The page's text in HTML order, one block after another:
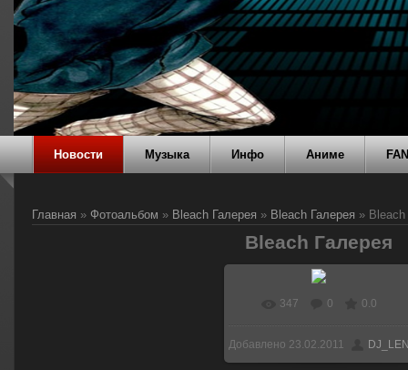
Новости Музыка Инфо Аниме
Главная » Фотоальбом » Bleach Галерея » Bleach Галерея » Bleach
Bleach Галерея
347 0 0.0
Добавлено 23.02.2011